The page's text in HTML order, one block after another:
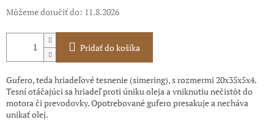
Môžeme doručiť do: 11.8.2026
Pridať do košíka
Gufero, teda hriadeľové tesnenie (simering), s rozmermi 20x35x5x4.
Tesní otáčajúci sa hriadeľ proti úniku oleja a vniknutiu nečistôt do
motora či prevodovky. Opotrebované gufero presakuje a necháva
unikať olej.